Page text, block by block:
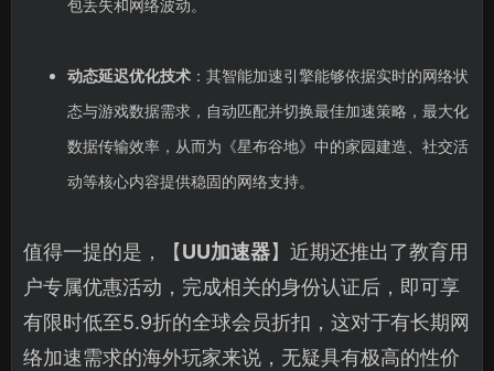
包丢失和网络波动。
动态延迟优化技术：其智能加速引擎能够依据实时的网络状
态与游戏数据需求，自动匹配并切换最佳加速策略，最大化
数据传输效率，从而为《星布谷地》中的家园建造、社交活
动等核心内容提供稳固的网络支持。
值得一提的是，【UU加速器】近期还推出了教育用
户专属优惠活动，完成相关的身份认证后，即可享
有限时低至5.9折的全球会员折扣，这对于有长期网
络加速需求的海外玩家来说，无疑具有极高的性价